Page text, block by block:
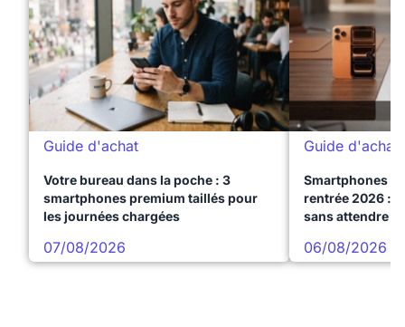
Guide d'achat
Votre bureau dans la poche : 3
smartphones premium taillés pour
les journées chargées
07/08/2026
Guide d'achat
Smartphones
rentrée 2026 :
sans attendre
06/08/2026